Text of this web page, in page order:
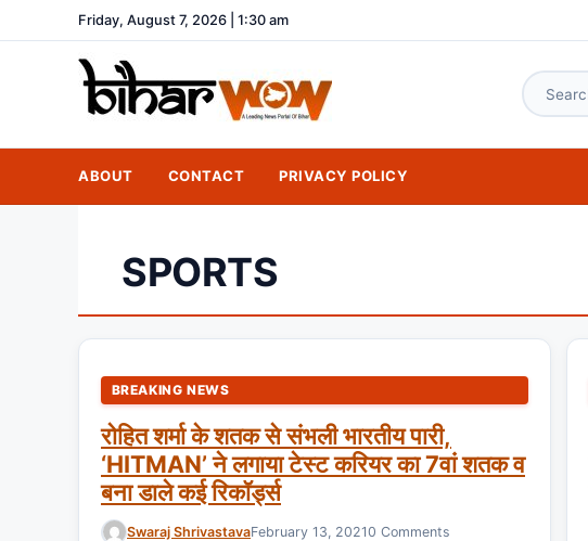
Friday, August 7, 2026 | 1:30 am
ABOUT CONTACT PRIVACY POLICY
SPORTS
BREAKING NEWS
रोहित शर्मा के शतक से संभली भारतीय पारी,
‘HITMAN’ ने लगाया टेस्ट करियर का 7वां शतक व
बना डाले कई रिकॉर्ड्स
Swaraj ShrivastavaFebruary 13, 20210 Comments